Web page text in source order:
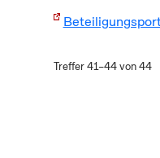
Treffer 41–44 von 44